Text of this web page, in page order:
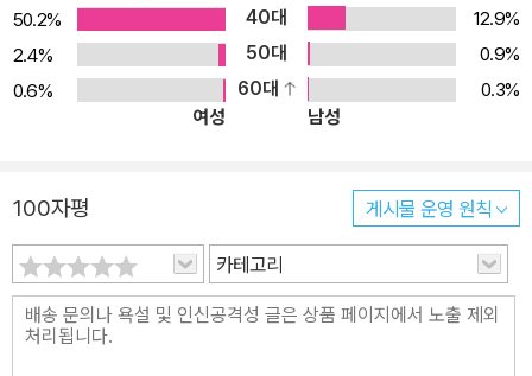
50.2%
40대
12.9%
2.4%
50대
0.9%
0.6%
60대
0.3%
여성
남성
100자평 게시물 운영 원칙
카테고리